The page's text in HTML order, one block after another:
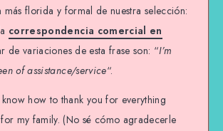
más florida y formal de nuestra selección:
correspondencia comercial en
de variaciones de esta frase son: “I’m
of assistance/service“.
how to thank you for everything
my family. (No sé cómo agradecerle